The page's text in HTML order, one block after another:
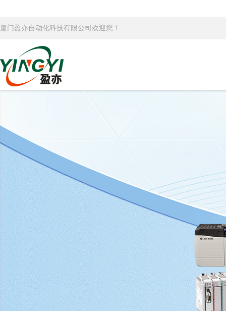
厦门盈亦自动化科技有限公司欢迎您！